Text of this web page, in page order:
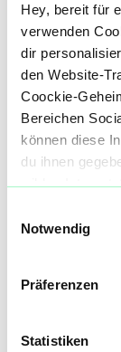
Hey, bereit für
verwenden
dir
den Website-
Coockie-
Bereichen
können diese
du ihnen
wilden
Notwendig
Präferenzen
Statistiken
53859
E-Mail:
Telefon: +49
Mach